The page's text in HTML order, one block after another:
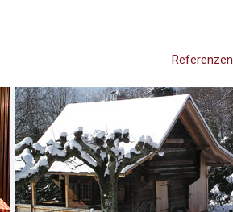
Referenzen